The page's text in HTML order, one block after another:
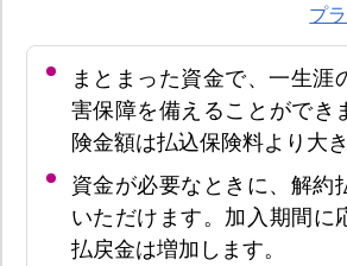
プ
まとまった資金で、一生涯
害保障を備えることができ
険金額は払込保険料より大
資金が必要なときに、解約
いただけます。加入期間に
払戻金は増加します。